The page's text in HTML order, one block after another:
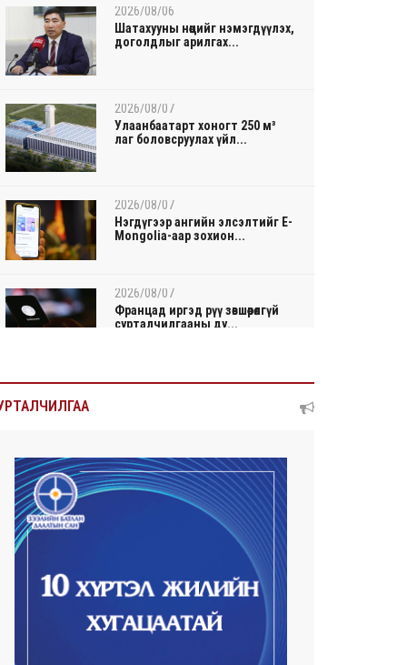
2026/08/06
Шатахууны нөөцийг нэмэгдүүлэх,
доголдлыг арилгах...
2026/08/07
Улаанбаатарт хоногт 250 м³
лаг боловсруулах үйл...
2026/08/07
Нэгдүгээр ангийн элсэлтийг E-
Mongolia-аар зохион...
2026/08/07
Францад иргэд рүү зөвшөөрөлгүй
сурталчилгааны ду...
2026/08/07
2026/08/07
Автомашины улсын дугаар
сондгой тоогоор төгссөн ...
Улаанбаатарт өдөртөө 30 хэм